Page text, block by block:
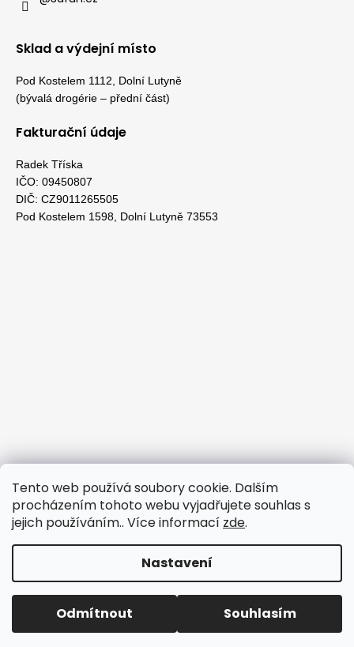
Tento web používá soubory cookie. Dalším
procházením tohoto webu vyjadřujete souhlas s
jejich používáním.. Více informací zde.
Nastavení
Odmítnout Souhlasím
Sklad a výdejní místo
Pod Kostelem 1112, Dolní Lutyně
(bývalá drogérie – přední část)
Fakturační údaje
Radek Tříska
IČO: 09450807
DIČ: CZ9011265505
Pod Kostelem 1598, Dolní Lutyně 73553
Copyright 20263dfun.cz . Všechna práva vyhrazena.